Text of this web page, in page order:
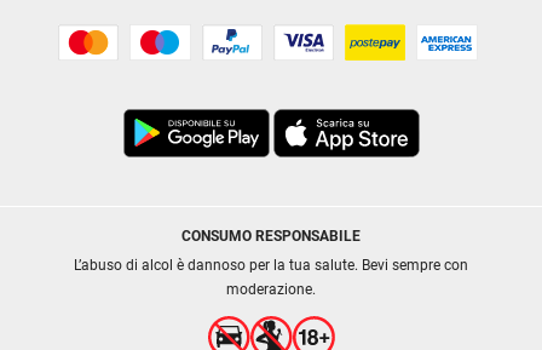
CONSUMO RESPONSABILE
L’abuso di alcol è dannoso per la tua salute. Bevi sempre con
moderazione.